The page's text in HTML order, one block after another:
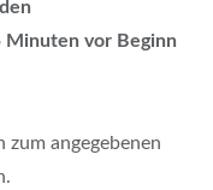
Minuten vor Beginn
angegebenen